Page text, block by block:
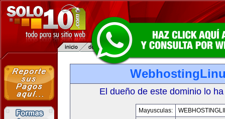
El dueño de este dominio lo
Mayusculas: